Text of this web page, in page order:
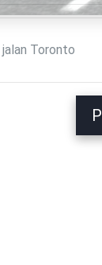
Toronto